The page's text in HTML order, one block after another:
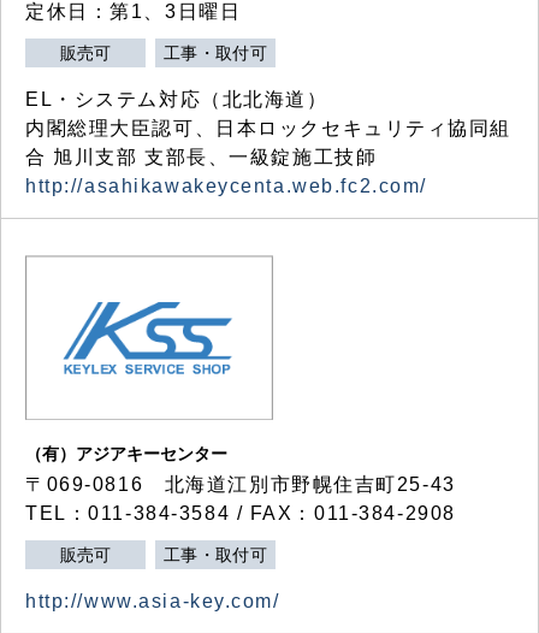
定休日：第1、3日曜日
販売可 工事・取付可
EL・システム対応（北北海道）
内閣総理大臣認可、日本ロックセキュリティ協同組
合 旭川支部 支部長、一級錠施工技師
http://asahikawakeycenta.web.fc2.com/
（有）アジアキーセンター
〒069-0816 北海道江別市野幌住吉町25-43
TEL：011-384-3584 / FAX：011-384-2908
販売可 工事・取付可
http://www.asia-key.com/